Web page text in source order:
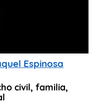
Espinosa
civil, familia,